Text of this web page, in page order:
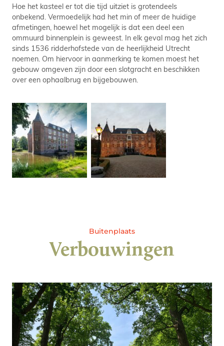
Hoe het kasteel er tot die tijd uitziet is grotendeels
onbekend. Vermoedelijk had het min of meer de huidige
afmetingen, hoewel het mogelijk is dat een deel een
ommuurd binnenplein is geweest. In elk geval mag het zich
sinds 1536 ridderhofstede van de heerlijkheid Utrecht
noemen. Om hiervoor in aanmerking te komen moest het
gebouw omgeven zijn door een slotgracht en beschikken
over een ophaalbrug en bijgebouwen.
Buitenplaats
Verbouwingen